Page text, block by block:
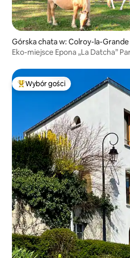
Górska chata w: Colroy-la-Grande
Eko-miejsce Epona „La Datcha”
Najpopularniejsze z kategorii
Wybór gości